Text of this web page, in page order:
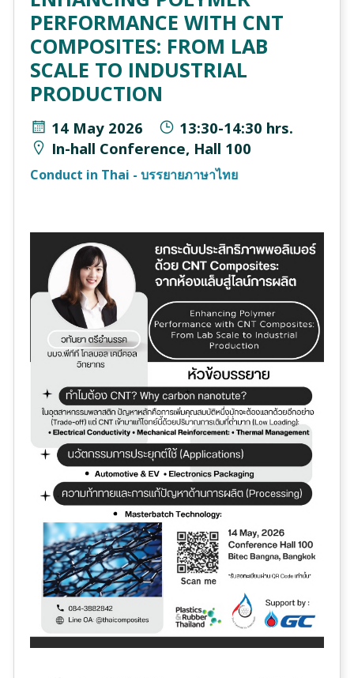
PERFORMANCE WITH CNT
COMPOSITES: FROM LAB
SCALE TO INDUSTRIAL
PRODUCTION
14 May 2026
13:30-14:30 hrs.
In-hall Conference, Hall 100
Conduct in Thai - บรรยายภาษาไทย